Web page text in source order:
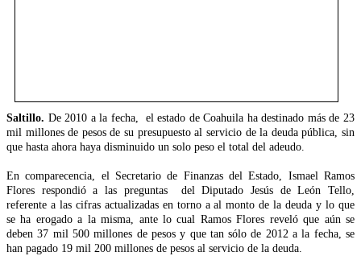
Saltillo. De 2010 a la fecha, el estado de Coahuila ha destinado más de 23
mil millones de pesos de su presupuesto al servicio de la deuda pública, sin
que hasta ahora haya disminuido un solo peso el total del adeudo.
En comparecencia, el Secretario de Finanzas del Estado, Ismael Ramos
Flores respondió a las preguntas del Diputado Jesús de León Tello,
referente a las cifras actualizadas en torno a al monto de la deuda y lo que
se ha erogado a la misma, ante lo cual Ramos Flores reveló que aún se
deben 37 mil 500 millones de pesos y que tan sólo de 2012 a la fecha, se
han pagado 19 mil 200 millones de pesos al servicio de la deuda.